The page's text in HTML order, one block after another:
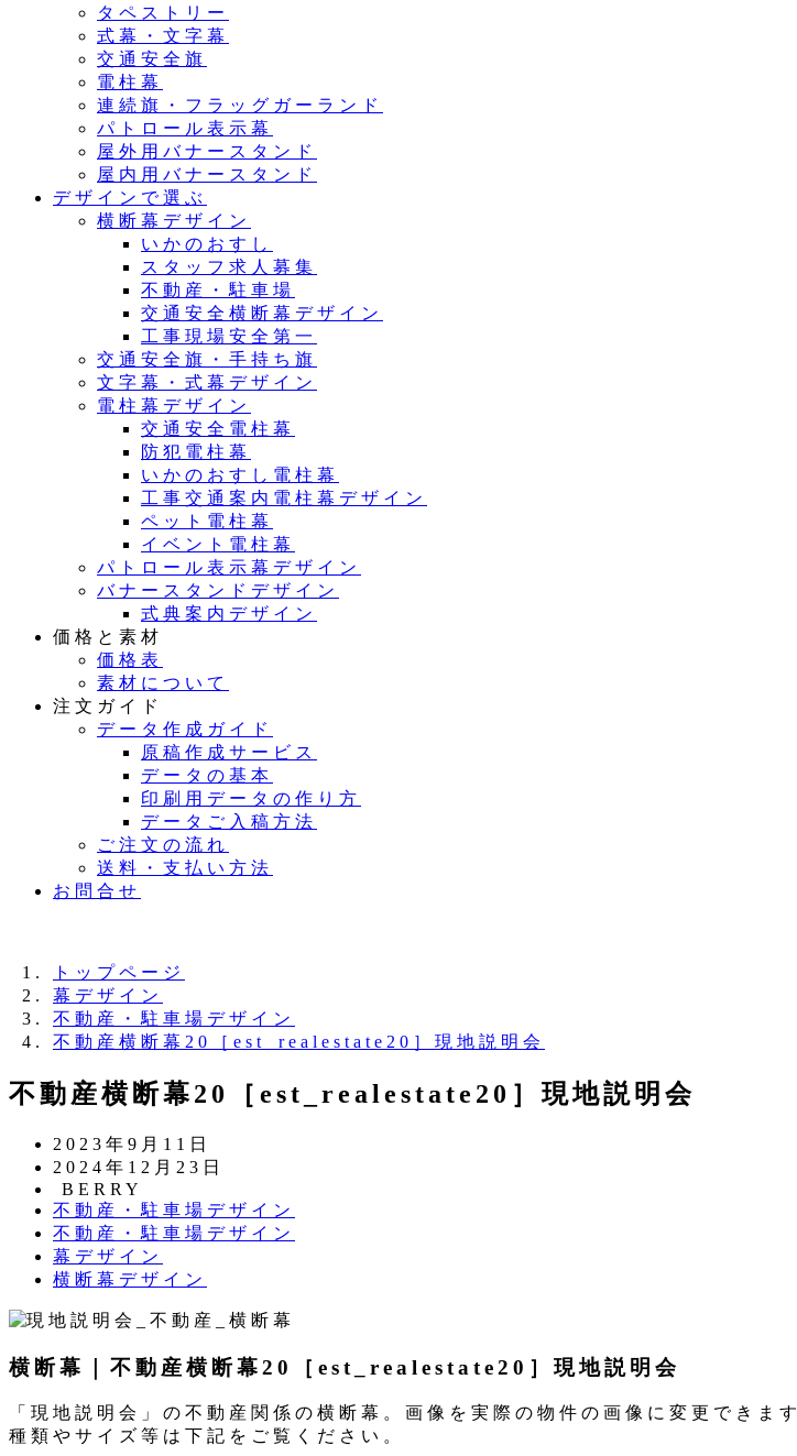
タペストリー
式幕・文字幕
交通安全旗
電柱幕
連続旗・フラッグガーランド
パトロール表示幕
屋外用バナースタンド
屋内用バナースタンド
デザインで選ぶ
横断幕デザイン
いかのおすし
スタッフ求人募集
不動産・駐車場
交通安全横断幕デザイン
工事現場安全第一
交通安全旗・手持ち旗
文字幕・式幕デザイン
電柱幕デザイン
交通安全電柱幕
防犯電柱幕
いかのおすし電柱幕
工事交通案内電柱幕デザイン
ペット電柱幕
イベント電柱幕
パトロール表示幕デザイン
バナースタンドデザイン
式典案内デザイン
価格と素材
価格表
素材について
注文ガイド
データ作成ガイド
原稿作成サービス
データの基本
印刷用データの作り方
データご入稿方法
ご注文の流れ
送料・支払い方法
お問合せ
トップページ
幕デザイン
不動産・駐車場デザイン
不動産横断幕20［est_realestate20］現地説明会
不動産横断幕20［est_realestate20］現地説明会
投
稿
日
2023年9月11日
更
新
日
2024年12月23日
著
者
BERRY
カ
テ
ゴ
リ
不動産・駐車場デザイン
カ
テ
ゴ
ー
不動産・駐車場デザイン
カ
テ
リ
幕デザイン
カ
ゴ
ー
横断幕デザイン
横断幕｜不動産横断幕20［est_realestate20］現地説明会
「現地説明会」の不動産関係の横断幕。画像を実際の物件の画像に変更でき
種類やサイズ等は下記をご覧ください。